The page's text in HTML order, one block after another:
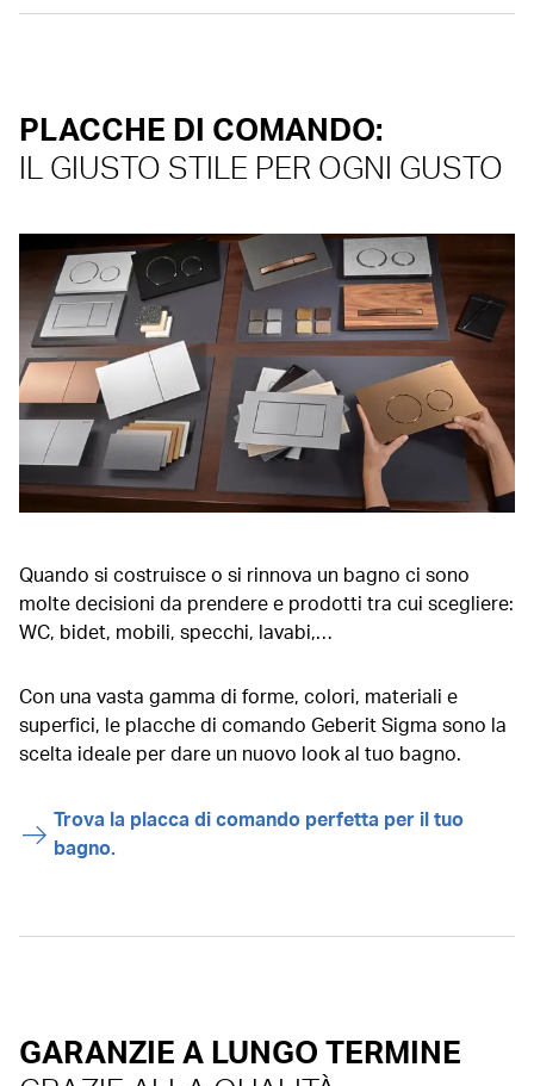
PLACCHE DI COMANDO:
IL GIUSTO STILE PER OGNI GUSTO
Quando si costruisce o si rinnova un bagno ci sono
molte decisioni da prendere e prodotti tra cui scegliere:
WC, bidet, mobili, specchi, lavabi,…
Con una vasta gamma di forme, colori, materiali e
superfici, le placche di comando Geberit Sigma sono la
scelta ideale per dare un nuovo look al tuo bagno.
Trova la placca di comando perfetta per il tuo
bagno.
GARANZIE A LUNGO TERMINE